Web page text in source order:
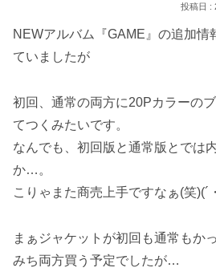
NEWアルバム『GAME』の追加情
ていましたが
初回、通常の両方に20Pカラーの
てつくみたいです。
なんでも、初回版と通常版とでは
か…。
こりゃまた商売上手ですなぁ(笑)(´
まぁジャケットが初回も通常もか
みち両方買う予定でしたが…